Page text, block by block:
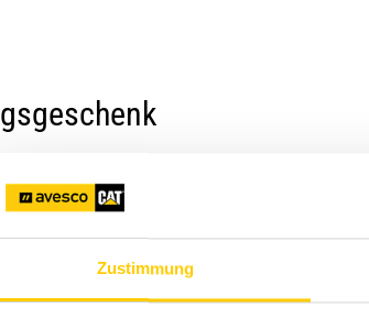
Zustimmung
Zu deinem
wir ein Geschenk für